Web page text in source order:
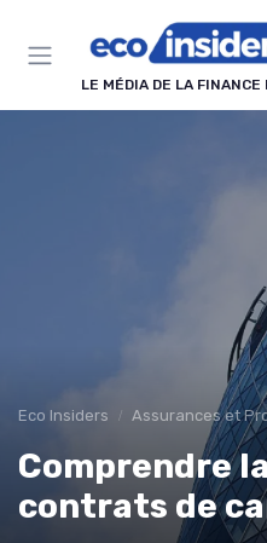
LE MÉDIA DE LA FINANCE
Eco Insiders Assurances et
Comprendre
contrats de